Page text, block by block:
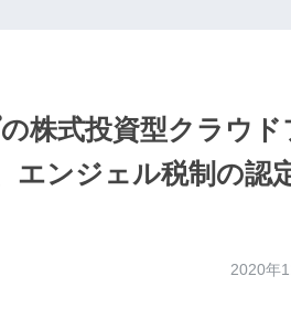
株式投資型クラウ
エンジェル税制の認
2020年